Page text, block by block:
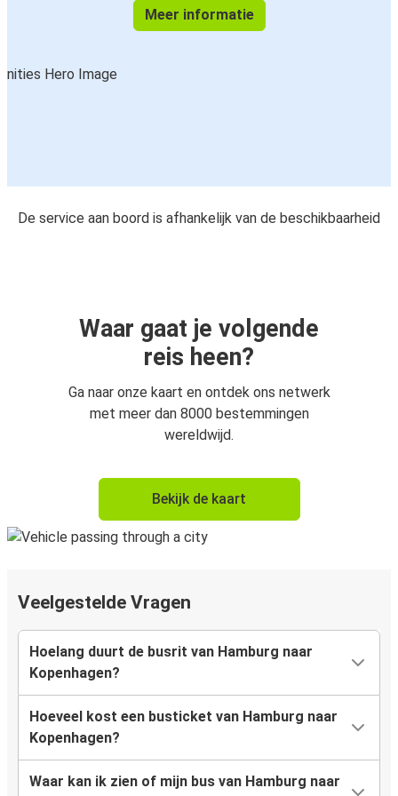
Meer informatie
De service aan boord is afhankelijk van de beschikbaarheid
Waar gaat je volgende
reis heen?
Ga naar onze kaart en ontdek ons netwerk
met meer dan 8000 bestemmingen
wereldwijd.
Bekijk de kaart
Veelgestelde Vragen
Hoelang duurt de busrit van Hamburg naar
Kopenhagen?
Hoeveel kost een busticket van Hamburg naar
Kopenhagen?
Waar kan ik zien of mijn bus van Hamburg naar